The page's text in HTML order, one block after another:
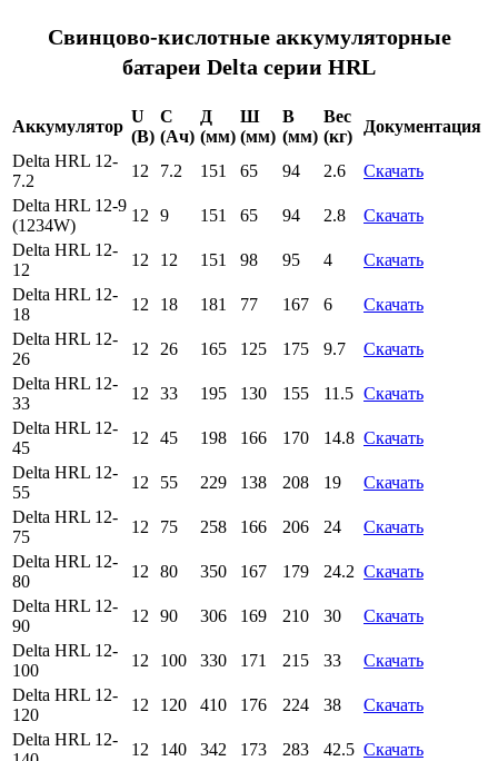
Свинцово-кислотные аккумуляторные
батареи Delta серии HRL
Аккумулятор
U
(В)
C
(Ач)
Д
(мм)
Ш
(мм)
В
(мм)
Вес
(кг)
Документация
Delta HRL 12-
7.2
12 7.2 151 65 94 2.6
Скачать
Delta HRL 12-9
(1234W)
12 9 151 65 94 2.8
Скачать
Delta HRL 12-
12
12 12 151 98 95 4
Скачать
Delta HRL 12-
18
12 18 181 77 167 6
Скачать
Delta HRL 12-
26
12 26 165 125 175 9.7
Скачать
Delta HRL 12-
33
12 33 195 130 155 11.5 Скачать
Delta HRL 12-
45
12 45 198 166 170 14.8 Скачать
Delta HRL 12-
55
12 55 229 138 208 19
Скачать
Delta HRL 12-
75
12 75 258 166 206 24
Скачать
Delta HRL 12-
80
12 80 350 167 179 24.2 Скачать
Delta HRL 12-
90
12 90 306 169 210 30
Скачать
Delta HRL 12-
100
12 100 330 171 215 33
Скачать
Delta HRL 12-
120
12 120 410 176 224 38
Скачать
Delta HRL 12-
12 140 342 173 283 42.5 Скачать